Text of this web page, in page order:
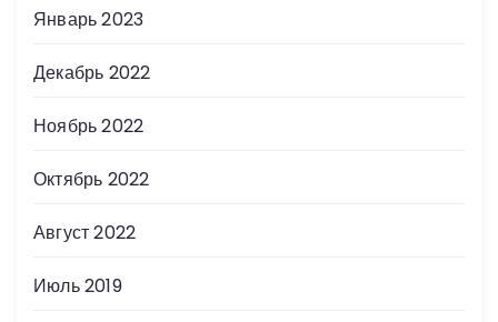
Январь 2023
Декабрь 2022
Ноябрь 2022
Октябрь 2022
Август 2022
Июль 2019